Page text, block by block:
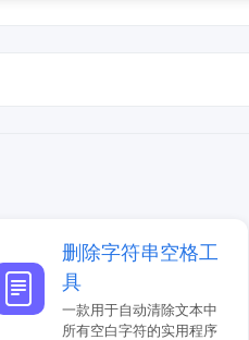
删除字符串空格工
具
一款用于自动清除文本中
所有空白字符的实用程序